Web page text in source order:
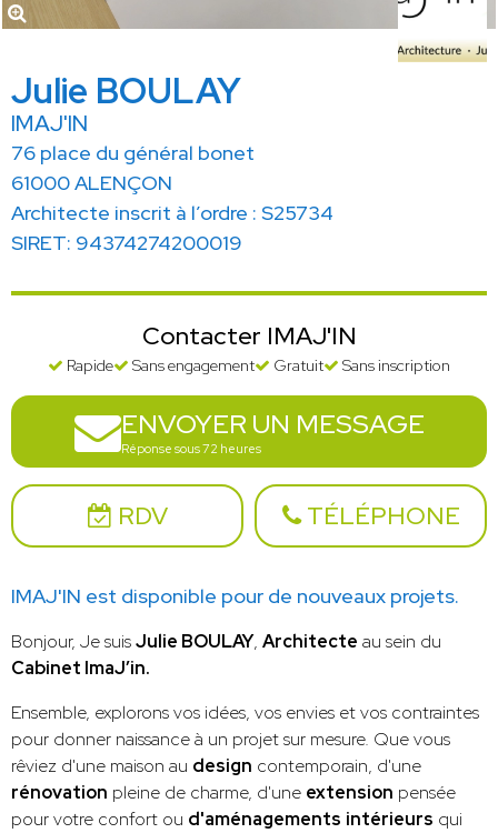
Julie BOULAY
IMAJ'IN
76 place du général bonet
61000 ALENÇON
Architecte inscrit à l’ordre : S25734
SIRET: 94374274200019
Contacter IMAJ'IN
Rapide Sans engagement Gratuit Sans inscription
ENVOYER UN MESSAGE
Réponse sous 72 heures
RDV TÉLÉPHONE
IMAJ'IN est disponible pour de nouveaux projets.
Bonjour, Je suisJulie BOULAY, Architecte au sein du
Cabinet ImaJ’in.
Ensemble, explorons vos idées, vos envies et vos contraintes
pour donner naissance à un projet sur mesure. Que vous
rêviez d'une maison au design contemporain, d'une
rénovation pleine de charme, d'une extension pensée
pour votre confort ou d'aménagements intérieurs qui